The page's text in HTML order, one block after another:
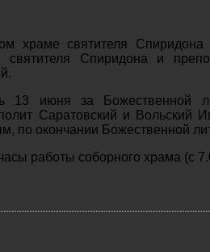
святителя Спиридона
Спиридона и
13 июня за Божественной
Саратовский и Вольский
по окончании Божественной
работы соборного храма (с